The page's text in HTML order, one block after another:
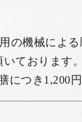
の機械による
ております。
につき1,200